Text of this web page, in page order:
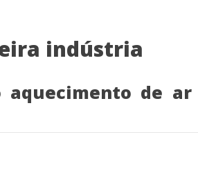
indústria
aquecimento de